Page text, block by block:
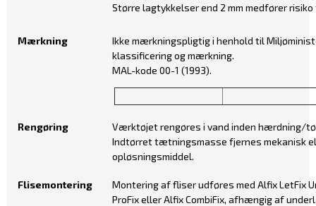
Større lagtykkelser end 2 mm medfører
Mærkning
Ikke mærkningspligtig i henhold til
klassificering og mærkning.
MAL-kode 00-1 (1993).
Rengøring
Værktøjet rengøres i vand inden hærdning/
Indtørret tætningsmasse fjernes mekanisk
opløsningsmiddel.
Flisemontering
Montering af fliser udføres med Alfix LetFix
ProFix eller Alfix CombiFix, afhængig af